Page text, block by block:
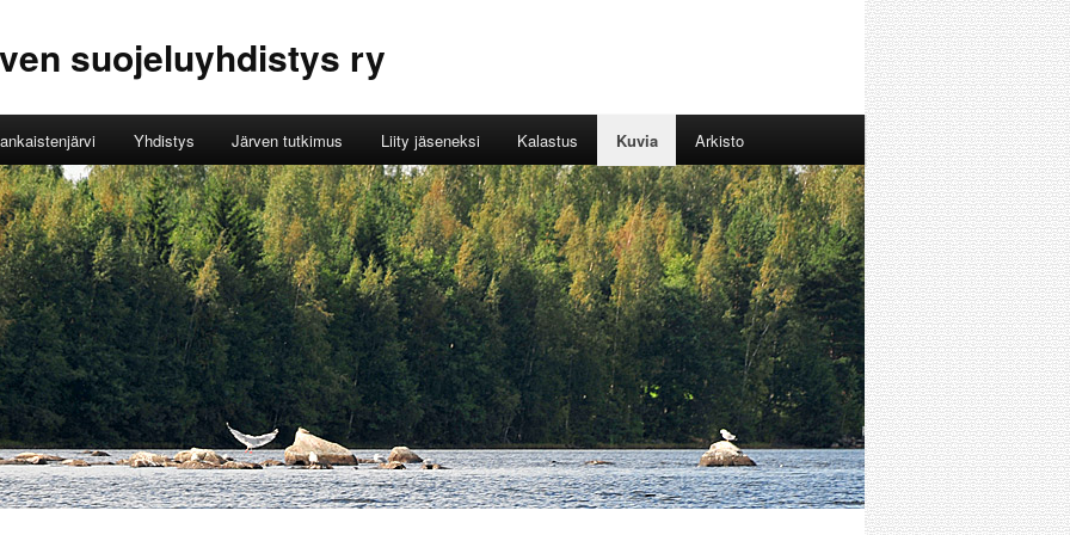
suojeluyhdistys ry
Yhdistys Järven tutkimus Liity jäseneksi Kalastus Kuvia Arkisto